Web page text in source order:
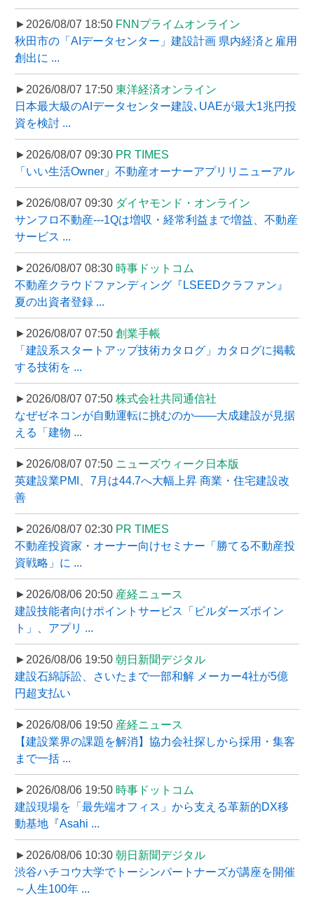
►2026/08/07 18:50 FNNプライムオンライン
秋田市の「AIデータセンター」建設計画 県内経済と雇用
創出に ...
►2026/08/07 17:50 東洋経済オンライン
日本最大級のAIデータセンター建設､UAEが最大1兆円投
資を検討 ...
►2026/08/07 09:30 PR TIMES
「いい生活Owner」不動産オーナーアプリリニューアル
►2026/08/07 09:30 ダイヤモンド・オンライン
サンフロ不動産---1Qは増収・経常利益まで増益、不動産
サービス ...
►2026/08/07 08:30 時事ドットコム
不動産クラウドファンディング『LSEEDクラファン』
夏の出資者登録 ...
►2026/08/07 07:50 創業手帳
「建設系スタートアップ技術カタログ」カタログに掲載
する技術を ...
►2026/08/07 07:50 株式会社共同通信社
なぜゼネコンが自動運転に挑むのか――大成建設が見据
える「建物 ...
►2026/08/07 07:50 ニューズウィーク日本版
英建設業PMI、7月は44.7へ大幅上昇 商業・住宅建設改
善
►2026/08/07 02:30 PR TIMES
不動産投資家・オーナー向けセミナー「勝てる不動産投
資戦略」に ...
►2026/08/06 20:50 産経ニュース
建設技能者向けポイントサービス「ビルダーズポイン
ト」、アプリ ...
►2026/08/06 19:50 朝日新聞デジタル
建設石綿訴訟、さいたまで一部和解 メーカー4社が5億
円超支払い
►2026/08/06 19:50 産経ニュース
【建設業界の課題を解消】協力会社探しから採用・集客
まで一括 ...
►2026/08/06 19:50 時事ドットコム
建設現場を「最先端オフィス」から支える革新的DX移
動基地『Asahi ...
►2026/08/06 10:30 朝日新聞デジタル
渋谷ハチコウ大学でトーシンパートナーズが講座を開催
～人生100年 ...